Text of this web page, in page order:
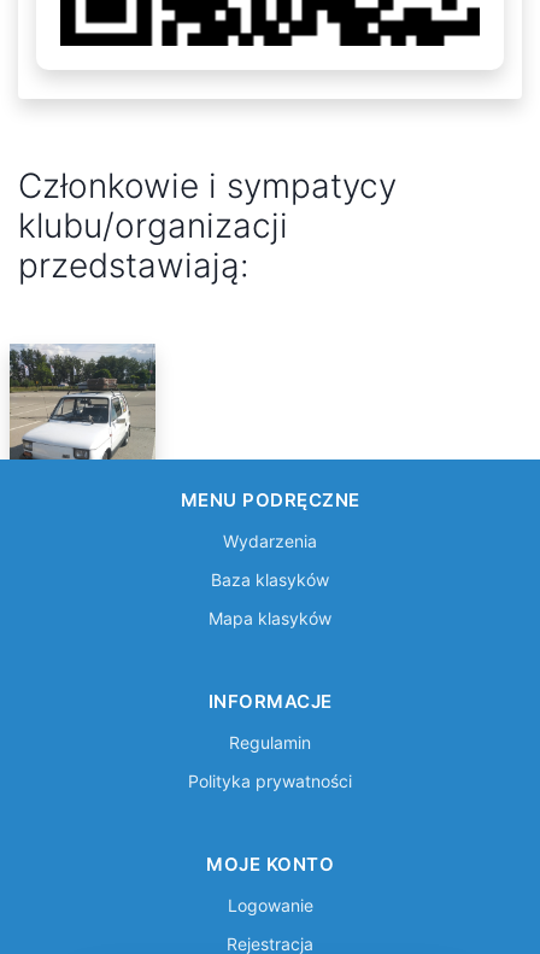
Członkowie i sympatycy
klubu/organizacji
przedstawiają:
MENU PODRĘCZNE
Wydarzenia
Baza klasyków
Mapa klasyków
INFORMACJE
Regulamin
Polityka prywatności
MOJE KONTO
Logowanie
Rejestracja